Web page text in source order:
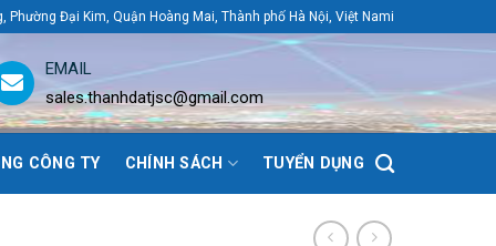
Đại Kim, Quận Hoàng Mai, Thành phố Hà Nội, Việt Nami
EMAIL
sales.thanhdatjsc@gmail.com
CÔNG TY CHÍNH SÁCH TUYỂN DỤNG